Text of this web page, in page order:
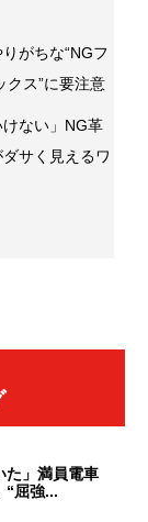
がちな“NGフ
クス”に要注意
ない」NG革
ダサく見えるワ
た」満員電車
“屈強...